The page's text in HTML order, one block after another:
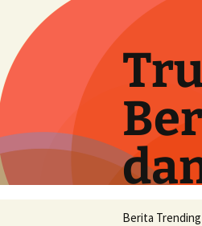
Langsung
Berita Trending